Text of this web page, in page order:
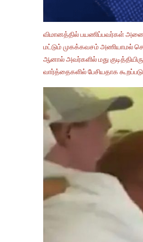
விமானத்தில் பயணிப்பவர்கள்
மட்டும் முகக்கவசம் அணியாமல்
ஆனால் அவர்களில் மது
வார்த்தைகளில் பேசியதாக